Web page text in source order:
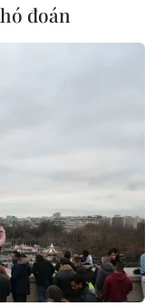
trưởng kinh tế
đoán